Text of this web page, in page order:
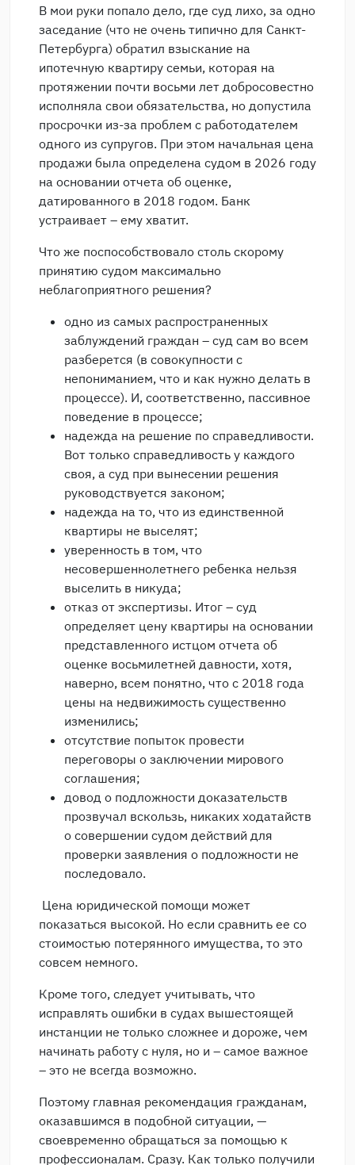
В мои руки попало дело, где суд лихо, за одно
заседание (что не очень типично для Санкт-
Петербурга) обратил взыскание на
ипотечную квартиру семьи, которая на
протяжении почти восьми лет добросовестно
исполняла свои обязательства, но допустила
просрочки из-за проблем с работодателем
одного из супругов. При этом начальная цена
продажи была определена судом в 2026 году
на основании отчета об оценке,
датированного в 2018 годом. Банк
устраивает – ему хватит.
Что же поспособствовало столь скорому
принятию судом максимально
неблагоприятного решения?
одно из самых распространенных
заблуждений граждан – суд сам во всем
разберется (в совокупности с
непониманием, что и как нужно делать в
процессе). И, соответственно, пассивное
поведение в процессе;
надежда на решение по справедливости.
Вот только справедливость у каждого
своя, а суд при вынесении решения
руководствуется законом;
надежда на то, что из единственной
квартиры не выселят;
уверенность в том, что
несовершеннолетнего ребенка нельзя
выселить в никуда;
отказ от экспертизы. Итог – суд
определяет цену квартиры на основании
представленного истцом отчета об
оценке восьмилетней давности, хотя,
наверно, всем понятно, что с 2018 года
цены на недвижимость существенно
изменились;
отсутствие попыток провести
переговоры о заключении мирового
соглашения;
довод о подложности доказательств
прозвучал вскользь, никаких ходатайств
о совершении судом действий для
проверки заявления о подложности не
последовало.
Цена юридической помощи может
показаться высокой. Но если сравнить ее со
стоимостью потерянного имущества, то это
совсем немного.
Кроме того, следует учитывать, что
исправлять ошибки в судах вышестоящей
инстанции не только сложнее и дороже, чем
начинать работу с нуля, но и – самое важное
– это не всегда возможно.
Поэтому главная рекомендация гражданам,
оказавшимся в подобной ситуации, —
своевременно обращаться за помощью к
профессионалам. Сразу. Как только получили